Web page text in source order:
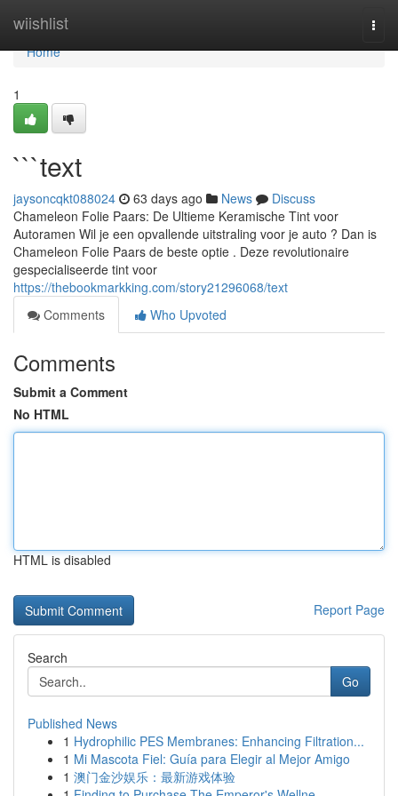
wiishlist
Home
Home
1
```text
jaysoncqkt088024 63 days ago News
Discuss
Chameleon Folie Paars: De Ultieme Keramische Tint voor
Autoramen Wil je een opvallende uitstraling voor je auto ? Dan is
Chameleon Folie Paars de beste optie . Deze revolutionaire
gespecialiseerde tint voor
https://thebookmarkking.com/story21296068/text
Comments
Who Upvoted
Comments
Submit a Comment
No HTML
HTML is disabled
Report Page
Search
Go
Published News
1 Hydrophilic PES Membranes: Enhancing Filtration...
1 Mi Mascota Fiel: Guía para Elegir al Mejor Amigo
1 澳门金沙娱乐：最新游戏体验